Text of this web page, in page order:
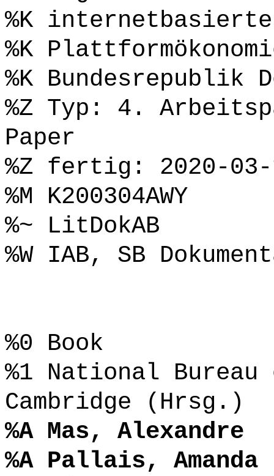
%K
%K
%K Bundesrepublik
%Z Typ: 4.
Paper
%Z fertig: 2020-03-
%M K200304AWY
%~ LitDokAB
%W IAB, SB
%0 Book
%1 National Bureau
Cambridge (Hrsg.)
%A Mas, Alexandre
%A Pallais, Amanda